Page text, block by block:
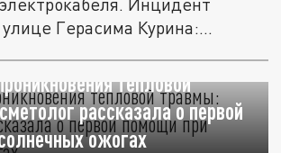
Герасима Курина:...
тепловой
рассказала о первой
ожогах